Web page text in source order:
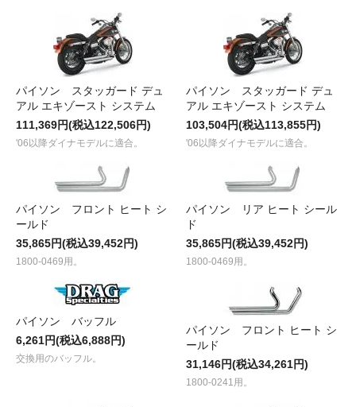
パイソン スタッガード デュ
アル エキゾースト システム
111,369円(税込122,506円)
'06以降ダイナモデルに適合。
パイソン スタッガード デュ
アル エキゾースト システム
103,504円(税込113,855円)
'06以降ダイナモデルに適合。
パイソン フロント ヒート シ
ールド
35,865円(税込39,452円)
1800-0469用。
パイソン リア ヒート シール
ド
35,865円(税込39,452円)
1800-0469用。
パイソン バッフル
6,261円(税込6,888円)
交換用のバッフル。
パイソン フロント ヒート シ
ールド
31,146円(税込34,261円)
1800-0241用。